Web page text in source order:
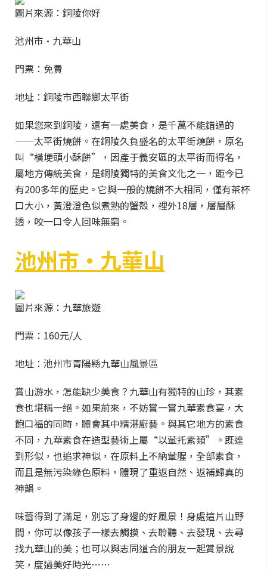
圖片來源：銅陵你好
池州市·九華山
門票：免費
地址：銅陵市西聯鄉太平街
如果您來到銅陵，還有一處美食，是千萬不能錯過的
——太平街燒餅。在銅陵久負盛名的太平街燒餅，原名
叫“橫埂頭小酥餅”，因產于義安區的太平街而得名，
屬地方傳統美食，是銅陵獨特的美食文化之一，距今已
有200多年的歷史。它與一般的燒餅不大相同，僅有茶杯
口大小，黃澄澄色似煮熟的蟹殼，裡外18層，層層酥
透，咬一口令人回味無窮。
池州市·九華山
圖片來源：九華旅遊
門票：160元/人
地址：池州市青陽縣九華山風景區
賞山游水，怎能缺少美食？九華山有獨特的山珍，其素
食也堪稱一絕。如果前來，不妨嘗一嘗九華素食宴，大
飽口福的同時，體會其中精湛廚藝。與其它地方的素食
不同，九華素食在造型藝術上屬“以葷托素類”。既達
到形似，也追求神似，在原料上不納葷腥，全部素食，
而且是無污染綠色原料，體現了重返自然、返補歸真的
神韻。
味蕾得到了滿足，別忘了身邊的好風景！身處這片山野
間，你可以像孩子一樣去觸摸、去聆聽、去發現、去尋
找九華山的美；也可以與志同道合的朋友一起賞景說
笑，度過美好時光……